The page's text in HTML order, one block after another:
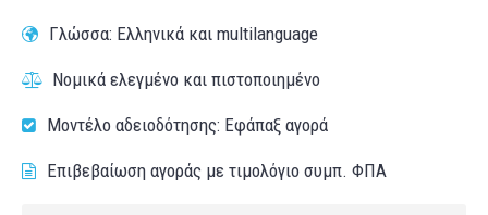
Γλώσσα: Ελληνικά και multilanguage
Νομικά ελεγμένο και πιστοποιημένο
Μοντέλο αδειοδότησης: Εφάπαξ αγορά
Επιβεβαίωση αγοράς με τιμολόγιο συμπ. ΦΠΑ